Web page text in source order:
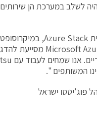
לשלב במערכת הן
המשותפים ".
פוג'יטסו ישראל